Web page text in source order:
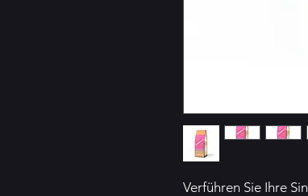
Verführen Sie Ihre